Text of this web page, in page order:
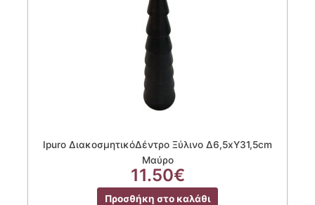
Ipuro ΔιακοσμητικόΔέντρο Ξύλινο Δ6,5xΥ31,5cm
Μαύρο
11.50€
Προσθήκη στο καλάθι